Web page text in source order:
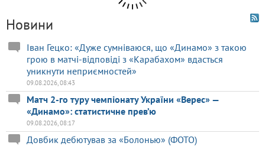
Новини
Іван Гецко: «Дуже сумніваюся, що «Динамо» з такою
грою в матчі-відповіді з «Карабахом» вдасться
уникнути неприємностей»
09.08.2026, 08:43
Матч 2-го туру чемпіонату України «Верес» —
«Динамо»: статистичне прев’ю
09.08.2026, 08:17
Довбик дебютував за «Болонью» (ФОТО)